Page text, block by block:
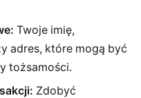
Twoje imię,
adres, które mogą być
tożsamości.
Zdobyć